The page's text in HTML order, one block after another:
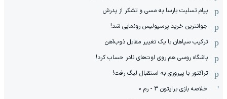
پیام تسلیت بارسا به مسی و تشکر از پدرش
جوانترین خرید پرسپولیس رونمایی شد!
ترکیب سپاهان با یک تغییر مقابل ذوب‌آهن
باشگاه روسی هم روی اوت‌های نادر حساب کرد!
تراکتور با پیروزی به استقبال لیگ رفت!
خلاصه بازی برایتون 3 - رم 0